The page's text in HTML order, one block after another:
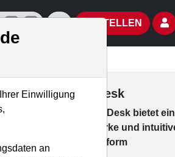
Social Media-Accounts
Aktien- und Artikelsuche
BESTELLEN
Trading-Desk
Desk bie­tet
leis­tungs­star­ke und
Han­dels­platt­form
Einwilligung
an